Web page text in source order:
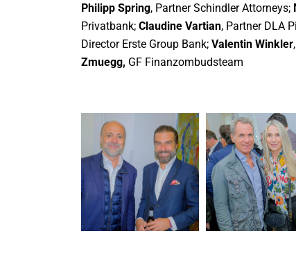
Philipp Spring, Partner Schindler Attorneys;
Privatbank; Claudine Vartian, Partner DLA
Director Erste Group Bank; Valentin Winkler
Zmuegg, GF Finanzombudsteam